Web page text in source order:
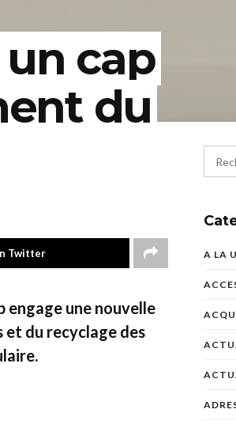
cap
du
Twitter
engage une nouvelle
et du recyclage des
A LA